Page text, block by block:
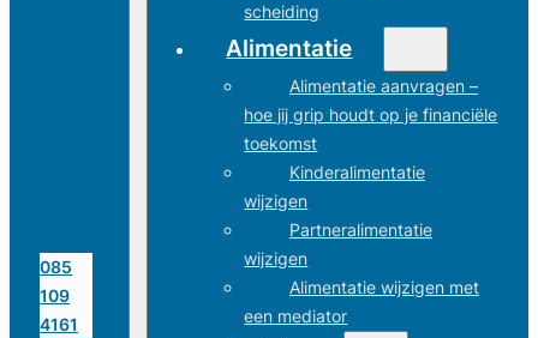
085
109
4161
scheiding
Alimentatie
Alimentatie aanvragen –
hoe jij grip houdt op je financiële
toekomst
Kinderalimentatie
wijzigen
Partneralimentatie
wijzigen
Alimentatie wijzigen met
een mediator